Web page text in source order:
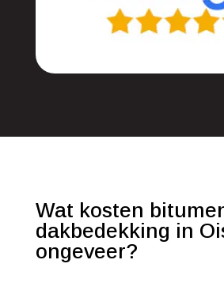
Wat kosten
dakbedekking in
ongeveer?